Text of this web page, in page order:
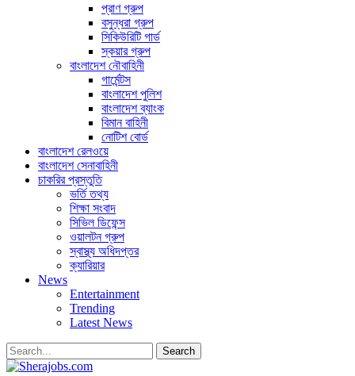
প্রাণ গ্রুপ
বসুন্ধরা গ্রুপ
সিকিউরিটি গার্ড
স্কয়ার গ্রুপ
বাংলাদেশ নৌবাহিনী
গার্মেন্টস
বাংলাদেশ পুলিশ
বাংলাদেশ ব্যাংক
বিমান বাহিনী
নোটিশ বোর্ড
বাংলাদেশ রেলওয়ে
বাংলাদেশ সেনাবাহিনী
চাকরির প্রস্তুতি
ভর্তি তথ্য
শিক্ষা সংবাদ
সিভিল ডিফেন্স
ওয়ালটন গ্রুপ
স্বাস্থ্য অধিদপ্তর
ক্যারিয়ার
News
Entertainment
Trending
Latest News